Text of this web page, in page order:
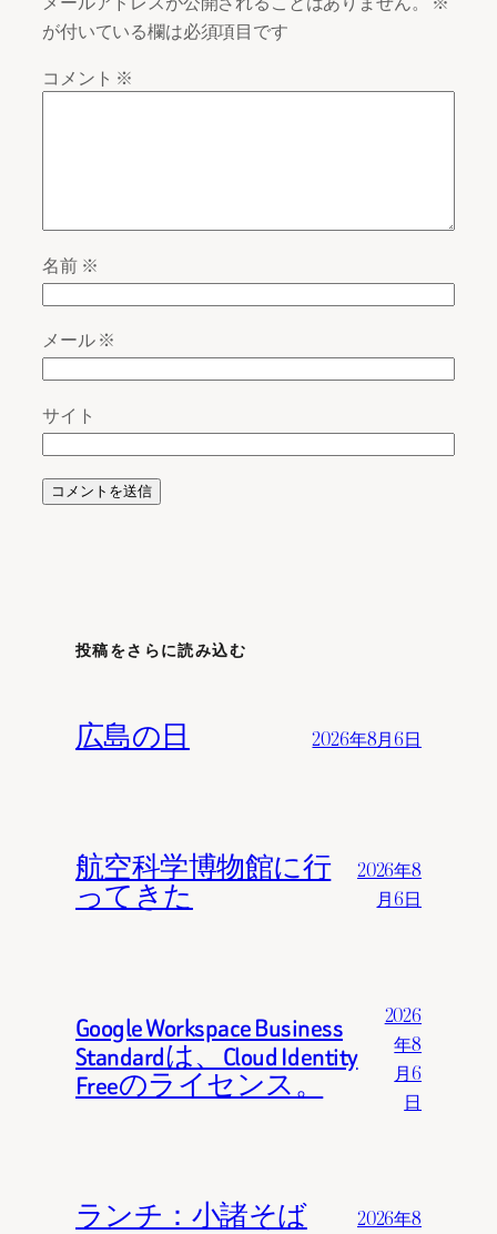
が付いている欄は必須項目です
コメント ※
名前 ※
メール※
サイト
投稿をさらに読み込む
広島の日 2026年8月6日
航空科学博物館に行
ってきた
2026年8
月6日
Google Workspace Business
Standardは、Cloud Identity
Freeのライセンス。
2026
年8
月6
日
ランチ：小諸そば
2026年8